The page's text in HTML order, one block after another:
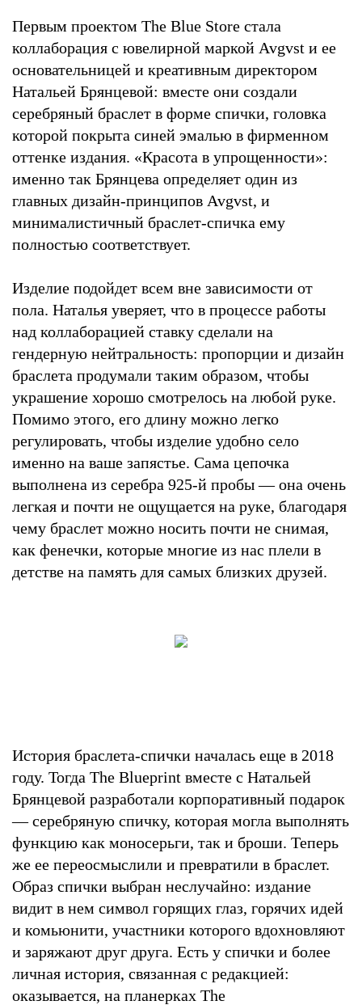
Первым проектом The Blue Store стала
коллаборация с ювелирной маркой Avgvst и ее
основательницей и креативным директором
Натальей Брянцевой: вместе они создали
серебряный браслет в форме спички, головка
которой покрыта синей эмалью в фирменном
оттенке издания. «Красота в упрощенности»:
именно так Брянцева определяет один из
главных дизайн-принципов Avgvst, и
минималистичный браслет-спичка ему
полностью соответствует.
Изделие подойдет всем вне зависимости от
пола. Наталья уверяет, что в процессе работы
над коллаборацией ставку сделали на
гендерную нейтральность: пропорции и дизайн
браслета продумали таким образом, чтобы
украшение хорошо смотрелось на любой руке.
Помимо этого, его длину можно легко
регулировать, чтобы изделие удобно село
именно на ваше запястье. Сама цепочка
выполнена из серебра 925-й пробы — она очень
легкая и почти не ощущается на руке, благодаря
чему браслет можно носить почти не снимая,
как фенечки, которые многие из нас плели в
детстве на память для самых близких друзей.
История браслета-спички началась еще в 2018
году. Тогда The Blueprint вместе с Натальей
Брянцевой разработали корпоративный подарок
— серебряную спичку, которая могла выполнять
функцию как моносерьги, так и броши. Теперь
же ее переосмыслили и превратили в браслет.
Образ спички выбран неслучайно: издание
видит в нем символ горящих глаз, горячих идей
и комьюнити, участники которого вдохновляют
и заряжают друг друга. Есть у спички и более
личная история, связанная с редакцией:
оказывается, на планерках The